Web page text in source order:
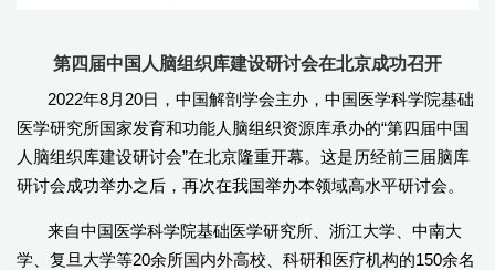
第四届中国人脑组织库建设研讨会在北京成功召开
2022年8月20日，中国解剖学会主办，中国医学科学院基础
医学研究所国家发育和功能人脑组织资源库承办的“第四届中国
人脑组织库建设研讨会”在北京隆重开幕。这是历经前三届脑库
研讨会成功举办之后，再次在我国举办本领域高水平研讨会。
来自中国医学科学院基础医学研究所、浙江大学、中南大
学、复旦大学等20余所国内外高校、科研和医疗机构的150余名